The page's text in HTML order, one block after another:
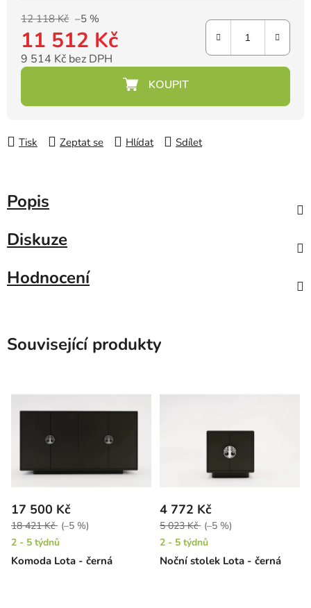
12 118 Kč –5 %
11 512 Kč
9 514 Kč bez DPH
Tisk Zeptat se Hlídat Sdílet
Popis
Diskuze
Hodnocení
Související produkty
Komoda Lota - černá
17 500 Kč
18 421 Kč (–5 %)
2 - 5 týdnů
Noční stolek Lota - černá
4 772 Kč
5 023 Kč (–5 %)
2 - 5 týdnů